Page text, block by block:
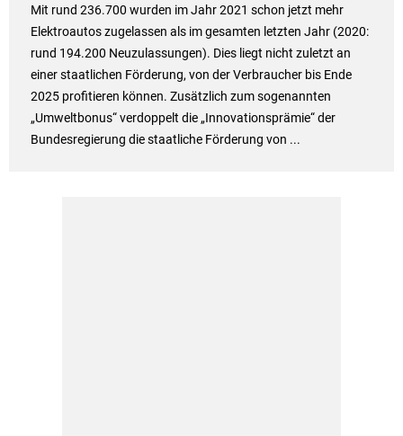
Mit rund 236.700 wurden im Jahr 2021 schon jetzt mehr
Elektroautos zugelassen als im gesamten letzten Jahr (2020:
rund 194.200 Neuzulassungen). Dies liegt nicht zuletzt an
einer staatlichen Förderung, von der Verbraucher bis Ende
2025 profitieren können. Zusätzlich zum sogenannten
„Umweltbonus“ verdoppelt die „Innovationsprämie“ der
Bundesregierung die staatliche Förderung von ...